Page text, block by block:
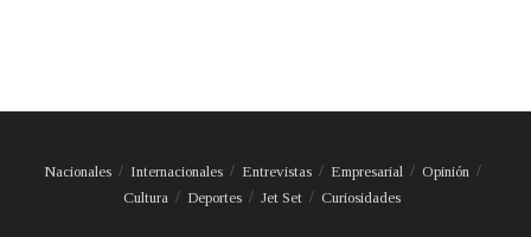
Nacionales Internacionales Entrevistas Empresarial
Opinión
Cultura
Deportes Jet Set Curiosidades